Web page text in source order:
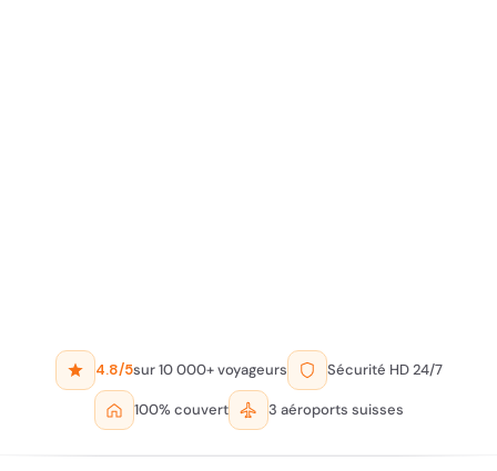
4.8/5sur 10 000+ voyageurs Sécurité HD 24/7
100% couvert 3 aéroports suisses